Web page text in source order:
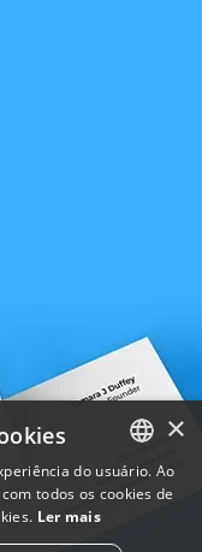
ENGLISH
FRENCH
×
do usuário. Ao
todos os cookies de
Ler mais